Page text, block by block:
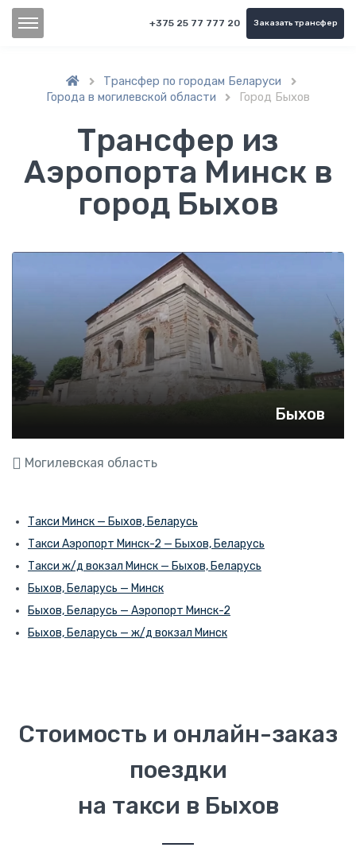
+375 25 77 777 20 Заказать трансфер
 Трансфер по городам Беларуси 
Города в могилевской области  Город Быхов
Трансфер из
Аэропорта Минск в
город Быхов
Быхов
Могилевская область
Такси Минск — Быхов, Беларусь
Такси Аэропорт Минск-2 — Быхов, Беларусь
Такси ж/д вокзал Минск — Быхов, Беларусь
Быхов, Беларусь — Минск
Быхов, Беларусь — Аэропорт Минск-2
Быхов, Беларусь — ж/д вокзал Минск
Стоимость и онлайн-заказ
поездки
на такси в Быхов